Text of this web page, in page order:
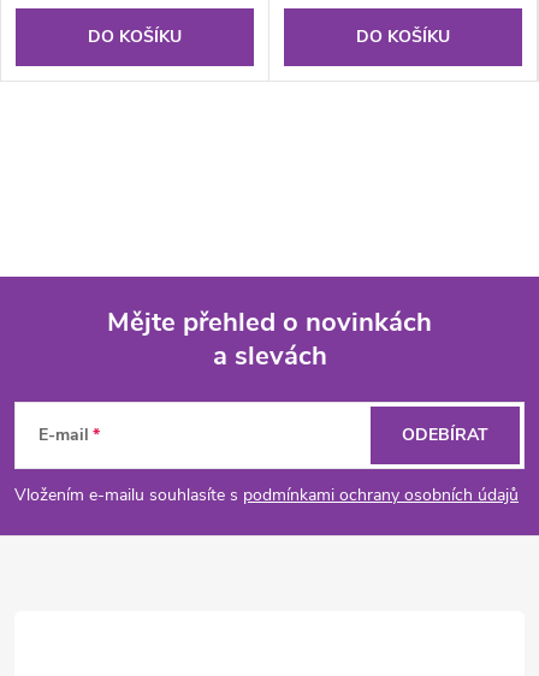
DO KOŠÍKU DO KOŠÍKU
p
a
Mějte přehled o novinkách
a slevách
E-mail
Vložením e-mailu souhlasíte s podmínkami ochrany osobních údajů
ODEBÍRAT